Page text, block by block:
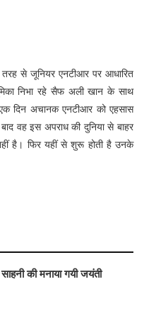
तरह से जूनियर एनटीआर पर आधारित
निभा रहे सैफ अली खान के साथ
दिन अचानक एनटीआर को एहसास
वह इस अपराध की दुनिया से बाहर
है। फिर यहीं से शुरू होती है उनके
की मनाया गयी जयंती